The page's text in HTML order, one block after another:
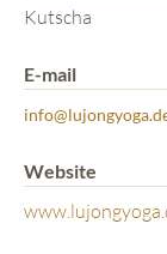
Kutscha
E-mail
Website